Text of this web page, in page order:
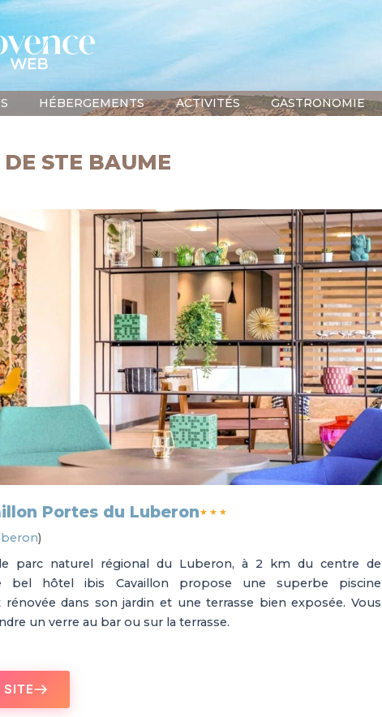
HÉBERGEMENTS ACTIVITÉS GASTRONOMIE
STE BAUME
Portes du Luberon★★★
)
parc naturel régional du Luberon, à 2 km du centre de
bel hôtel ibis Cavaillon propose une superbe piscine
dans son jardin et une terrasse bien exposée. Vous
un verre au bar ou sur la terrasse.
SITE